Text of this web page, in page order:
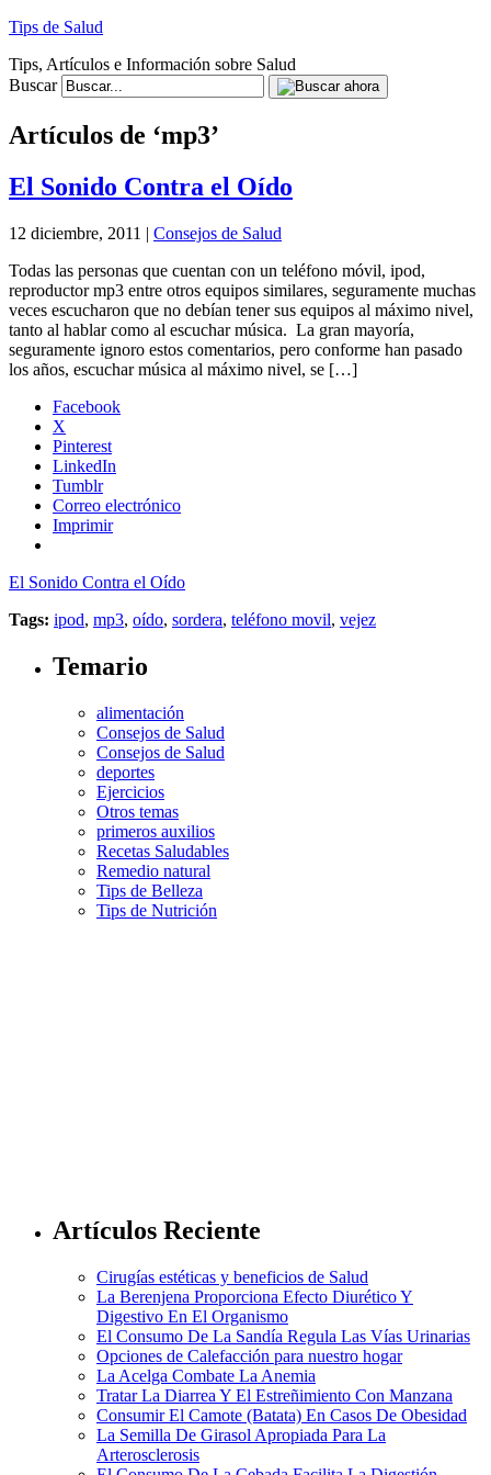
Tips de Salud
Tips, Artículos e Información sobre Salud
Buscar
Artículos de ‘mp3’
El Sonido Contra el Oído
12 diciembre, 2011 | Consejos de Salud
Todas las personas que cuentan con un teléfono móvil, ipod,
reproductor mp3 entre otros equipos similares, seguramente muchas
veces escucharon que no debían tener sus equipos al máximo nivel,
tanto al hablar como al escuchar música. La gran mayoría,
seguramente ignoro estos comentarios, pero conforme han pasado
los años, escuchar música al máximo nivel, se […]
Facebook
X
Pinterest
LinkedIn
Tumblr
Correo electrónico
Imprimir
El Sonido Contra el Oído
Tags: ipod, mp3, oído, sordera, teléfono movil, vejez
Temario
alimentación
Consejos de Salud
Consejos de Salud
deportes
Ejercicios
Otros temas
primeros auxilios
Recetas Saludables
Remedio natural
Tips de Belleza
Tips de Nutrición
Artículos Reciente
Cirugías estéticas y beneficios de Salud
La Berenjena Proporciona Efecto Diurético Y
Digestivo En El Organismo
El Consumo De La Sandía Regula Las Vías Urinarias
Opciones de Calefacción para nuestro hogar
La Acelga Combate La Anemia
Tratar La Diarrea Y El Estreñimiento Con Manzana
Consumir El Camote (Batata) En Casos De Obesidad
La Semilla De Girasol Apropiada Para La
Arterosclerosis